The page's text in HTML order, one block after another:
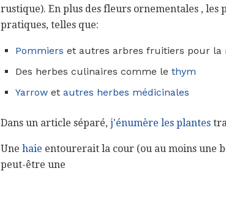
rustique). En plus des fleurs ornementales , les
pratiques, telles que:
Pommiers et autres arbres fruitiers pour la
Des herbes culinaires comme le thym
Yarrow et autres herbes médicinales
Dans un article séparé, j'énumère les plantes
Une haie entourerait la cour (ou au moins une
peut-être une